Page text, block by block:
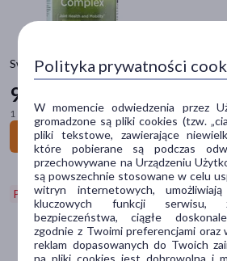
Swanson Curcumin complex 350 mg,
99
1 szt. = 0,83 zł
Do koszyka
Promocja
pokaż więcej
Suplement diety(409)
Postać
kapsułki(365)
tabletka(28)
proszek(8)
płyn(6)
krople(3)
Polityka prywatności
W momencie odwiedzenia przez
gromadzone są pliki cookies (tzw.
pliki tekstowe, zawierające
które pobierane są podczas
przechowywane na Urządzeniu
są powszechnie stosowane w celu
witryn internetowych,
kluczowych funkcji serwisu,
bezpieczeństwa, ciągłe
zgodnie z Twoimi preferencjami
reklam dopasowanych do Twoich
na pliki cookies jest dobrowolna i